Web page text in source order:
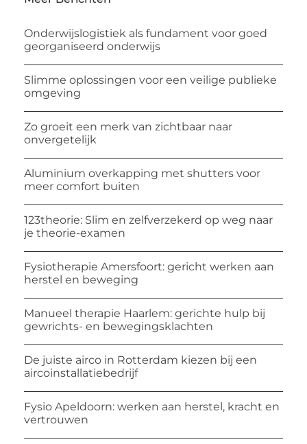
Onderwijslogistiek als fundament voor goed
georganiseerd onderwijs
Slimme oplossingen voor een veilige publieke
omgeving
Zo groeit een merk van zichtbaar naar
onvergetelijk
Aluminium overkapping met shutters voor
meer comfort buiten
123theorie: Slim en zelfverzekerd op weg naar
je theorie-examen
Fysiotherapie Amersfoort: gericht werken aan
herstel en beweging
Manueel therapie Haarlem: gerichte hulp bij
gewrichts- en bewegingsklachten
De juiste airco in Rotterdam kiezen bij een
aircoinstallatiebedrijf
Fysio Apeldoorn: werken aan herstel, kracht en
vertrouwen